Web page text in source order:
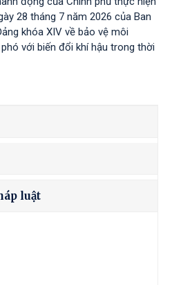
28 tháng 7 năm 2026 của Ban
khóa XIV về bảo vệ môi
với biến đổi khí hậu trong thời
luật